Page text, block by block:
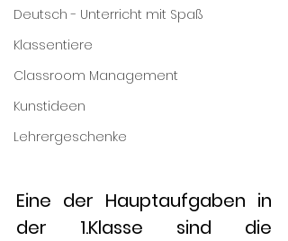
Deutsch - Unterricht mit Spaß
Klassentiere
Classroom Management
Kunstideen
Lehrergeschenke
Eine der Hauptaufgaben in
der 1.Klasse sind die